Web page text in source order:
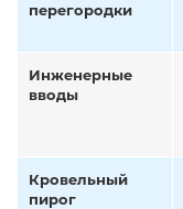
перегородки
Инженерные
вводы
Кровельный
пирог